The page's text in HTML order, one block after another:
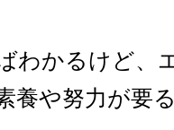
わかるけど、
養や努力が要